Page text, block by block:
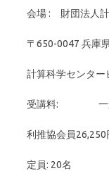
会場 : 財団法人計
〒650-0047 兵庫
計算科学センター
受講料: 一般
利推協会員26,250
定員: 20名